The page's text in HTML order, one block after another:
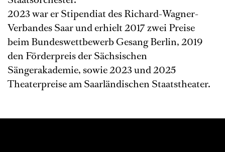
2023 war er Stipendiat des Richard-Wagner-
Verbandes Saar und erhielt 2017 zwei Preise
beim Bundeswettbewerb Gesang Berlin, 2019
den Förderpreis der Sächsischen
Sängerakademie, sowie 2023 und 2025
Theaterpreise am Saarländischen Staatstheater.